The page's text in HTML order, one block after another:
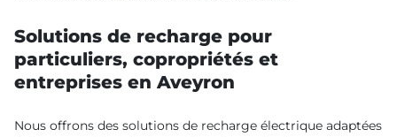
Solutions de recharge pour
particuliers, copropriétés et
entreprises en Aveyron
Nous offrons des solutions de recharge électrique adaptées